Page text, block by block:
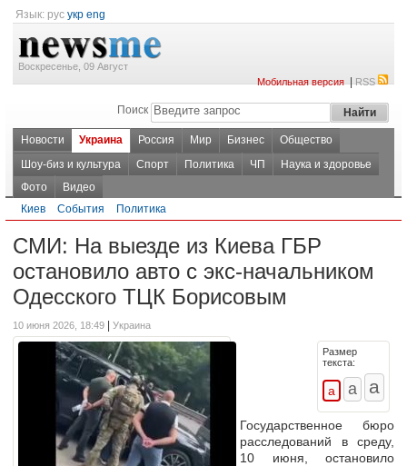
Язык: рус укр eng
Воскресенье, 09 Август
Мобильная версия|RSS
Поиск
Новости Украина Россия Мир Бизнес
Общество
Шоу-биз и культура
Спорт Политика ЧП
Наука и здоровье
Фото
Видео
Киев
События Политика
СМИ: На выезде из Киева ГБР
остановило авто с экс-начальником
Одесского ТЦК Борисовым
10 июня 2026, 18:49 Украина
Размер
текста:
Государственное бюро
расследований в среду,
10 июня, остановило